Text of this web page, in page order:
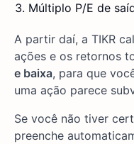
Múltiplo P/E de
A partir daí, a TIKR
ações e os retornos
e baixa, para que
uma ação parece
Se você não tiver
preenche